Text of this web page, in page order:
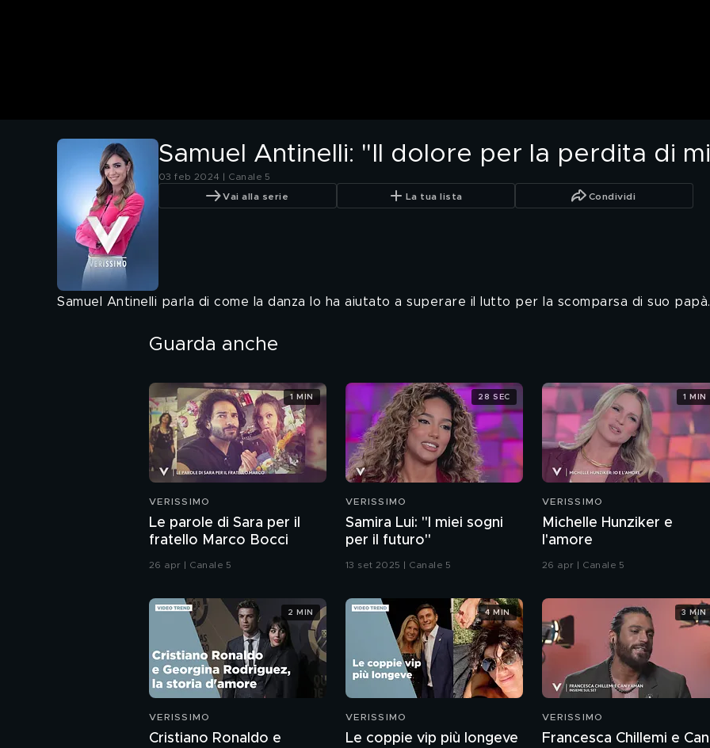
Samuel Antinelli: "Il dolore per la perdita di
03 feb 2024 | Canale 5
Vai alla serie La tua lista Condividi
Samuel Antinelli parla di come la danza lo ha aiutato a superare il lutto per la scomparsa di suo papà.
Guarda anche
VERISSIMO
Le parole di Sara per il
fratello Marco Bocci
26 apr | Canale 5
1 MIN
VERISSIMO
Samira Lui: "I miei sogni
per il futuro"
13 set 2025 | Canale 5
28 SEC
VERISSIMO
Michelle Hunziker e
l'amore
26 apr | Canale 5
1 MIN
VERISSIMO
Cristiano Ronaldo e
2 MIN
VERISSIMO
Le coppie vip più longeve
4 MIN
VERISSIMO
Francesca Chillemi e Can
3 MIN